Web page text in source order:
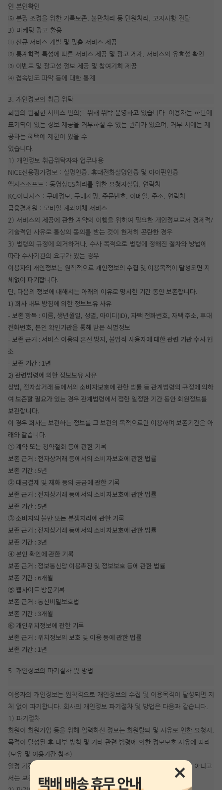
인 본인확인
⑤ 분쟁 조정을 위한 기록보존, 불만처리 등 민원처리, 고지사항 전달
3) 마케팅·광고 활용
① 신규 서비스 개발 및 맞춤 서비스 제공
② 통계학적 특성에 따른 서비스 제공 및 광고 게재, 서비스의 유효성 확인
③ 이벤트 및 광고성 정보 제공 및 참여기회 제공
④ 접속빈도 파악 등에 대한 통계
3. 개인정보의 취급 위탁
회원의 원활한 서비스 편의를 위해 위탁 운영하고 있습니다. 이용자는 하단에
표기되어 있는 정보 제공을 거부하실 수 있는 권리가 있으며, 거부 시에는 제
공하는 혜택에 제한이 있을 수
있습니다.
1) 개인정보 취급위탁자와 업무내용
NICE신용평가정보 : 실명인증, 휴대전화실명인증 및 아이핀인증
액시스소프트 : 동영상CS처리를 위한 요청자실명, 연락처
KG이니시스 : 구매정보, 구매자명, 주문번호, 이메일, 주소, 연락처
금융결제원 : 모바일 계좌이체 서비스
2) 서비스의 제공에 관한 계약의 이행을 위하여 필요한 개인정보로서 경제적/
기술적인 사유로 통상의 동의를 받는 것이 현저히 곤란한 경우
3) 법령의 규정에 의거하거나, 수사 목적으로 법령에 정해진 절차와 방법에
따라 수사기관의 요구가 있는 경우
이용자의 개인정보는 원칙적으로 개인정보의 수집 및 이용목적이 달성되면 지
체없이 파기합니다.
단, 다음의 정보에 대해서는 아래의 이유로 명시한 기간 동안 보존합니다.
1) 회사 내부 방침에 의한 정보보유 사유
- 보존 항목 : 이름, 생년월일, 성별, 아이디(ID), 자택 전화번호, 자택 주소, 휴대
전화번호, 본인 확인기관을 통해 받은 식별정보
- 보존 근거 : 서비스 이용의 혼선 방지, 불법적 사용자에 대한 관련 기관 수사 협
조
- 보존 기간 : 1년
2) 관련법령에 의한 정보보유 사유
상법, 전자상거래 등에서의 소비자보호에 관한 법률 등 관계법령의 규정에 의하
여 보존할 필요가 있는 경우 관계법령에서 정한 일정한 기간 동안 회원정보를
보관합니다.
이 경우 회사는 보관하는 정보를 그 보관의 목적으로만 이용하며 보존기간은 아
래와 같습니다.
① 계약 또는 청약철회 등에 관한 기록
보존 근거 : 전자상거래 등에서의 소비자보호에 관한 법률
보존 기간 : 5년
② 대금결제 및 재화 등의 공급에 관한 기록
보존 근거 : 전자상거래 등에서의 소비자보호에 관한 법률
보존 기간 : 5년
③ 소비자의 불만 또는 분쟁처리에 관한 기록
보존 근거 : 전자상거래 등에서의 소비자보호에 관한 법률
보존 기간 : 3년
④ 본인 확인에 관한 기록
보존 근거 : 정보통신망 이용촉진 및 정보보호 등에 관한 법률
보존 기간 : 6개월
⑤ 웹사이트 방문기록
보존 근거 : 통신비밀보호법
보존 기간 : 3개월
⑥ 개인위치정보에 관한 기록
보존 근거 : 위치정보의 보호 및 이용 등에 관한 법률
보존 기간 : 1년
5. 개인정보의 파기절차 및 방법
이용자의 개인정보는 원칙적으로 개인정보의 수집 및 이용목적이 달성되면 지
체 없이 파기합니다. 회사의 개인정보 파기절차 및 방법은 다음과 같습니다.
1) 파기절차
회원이 회원가입 등을 위해 입력하신 정보는 회원탈퇴 및 사유로 인한 요청시,
목적이 달성된 후 내부 방침 및 기타 관련 법령에 의한 정보보호 사유에 따라
(보유 및 이용기간 참조)
일정 기간 저장된 후 파기되어집니다. 개인정보는 법률에 의한 경우가 아니고
서는 보유되어지는 이외의 다른 목적으로 이용되지 않습니다.